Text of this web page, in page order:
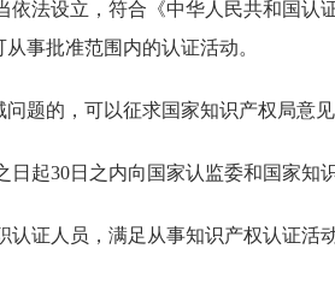
法设立，符合《中华人民共和国
事批准范围内的认证活动。
题的，可以征求国家知识产权局意见
起30日之内向国家认监委和国家知
证人员，满足从事知识产权认证